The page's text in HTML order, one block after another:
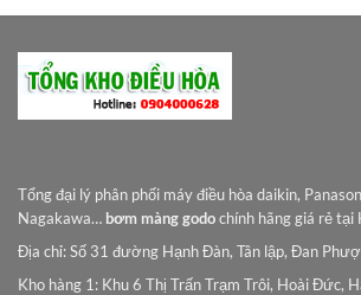
Tổng đại lý phân phối máy điều hòa daikin,
Nagakawa… bơm màng godochính hãng giá rẻ tại
Địa chỉ: Số 31 đường Hạnh Đàn, Tân lập, Đan
Kho hàng 1: Khu 6 Thị Trấn Trạm Trôi, Hoài Đức,